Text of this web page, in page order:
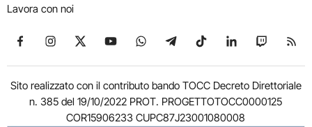
Lavora con noi
Seguici su Facebook
Seguici su Instagram
Seguici su X
Seguici su YouTube
Seguici su WhatsApp
Seguici su Telegram
Seguici su TikTok
Seguici su
Seguici
Sito realizzato con il contributo bando TOCC Decreto Direttoriale
n. 385 del 19/10/2022 PROT. PROGETTOTOCC0000125
COR15906233 CUPC87J23001080008